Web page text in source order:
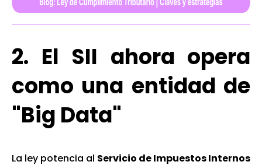
2. El SII ahora opera
como una entidad de
"Big Data"
La ley potencia al Servicio de Impuestos Internos